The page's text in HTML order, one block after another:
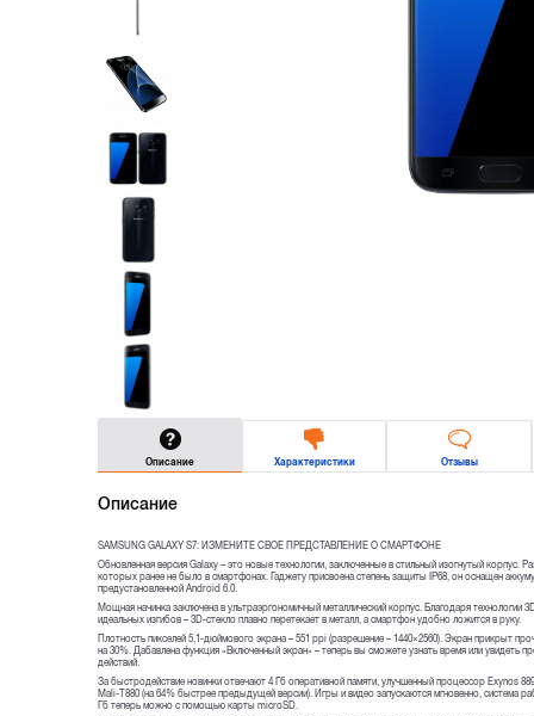
Описание Характеристики Отзывы
Описание
SAMSUNG GALAXY S7: ИЗМЕНИТЕ СВОЕ ПРЕДСТАВЛЕНИЕ О СМАРТФОНЕ
Обновленная версия Galaxy – это новые технологии, заключенные в стильный изогнутый корпус.
которых ранее не было в смартфонах. Гаджету присвоена степень защиты IP68, он оснащен
предустановленной Android 6.0.
Мощная начинка заключена в ультраэргономичный металлический корпус. Благодаря
идеальных изгибов – 3D-стекло плавно перетекает в металл, а смартфон удобно ложится в руку.
Плотность пикселей 5,1-дюймового экрана – 551 ppi (разрешение – 1440×2560). Экран прикрыт
на 30%. Дабавлена функция «Включенный экран» – теперь вы сможете узнать время или увидеть
действий.
За быстродействие новинки отвечают 4 Гб оперативной памяти, улучшенный процессор Exynos
Mali-T880 (на 64% быстрее предыдущей версии). Игры и видео запускаются мгновенно, система
Гб теперь можно с помощью карты microSD.